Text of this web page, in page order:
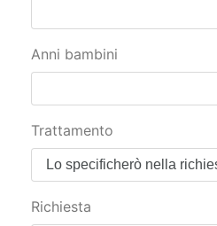
Anni bambini
Trattamento
Richiesta